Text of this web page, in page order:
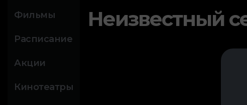
Фильмы
Расписание
Акции
Кинотеатры
Неизвестный